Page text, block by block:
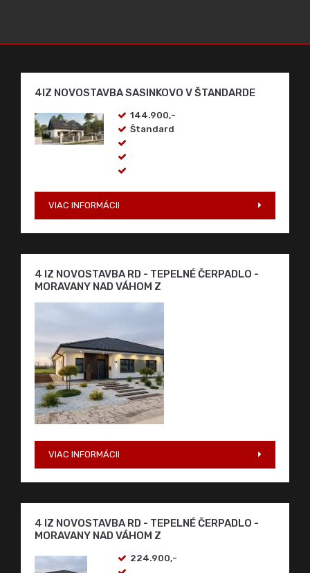
4IZ NOVOSTAVBA SASINKOVO V ŠTANDARDE
144.900,-
Štandard
VIAC INFORMÁCII
4 IZ NOVOSTAVBA RD - TEPELNÉ ČERPADLO -
MORAVANY NAD VÁHOM Z
VIAC INFORMÁCII
4 IZ NOVOSTAVBA RD - TEPELNÉ ČERPADLO -
MORAVANY NAD VÁHOM Z
224.900,-